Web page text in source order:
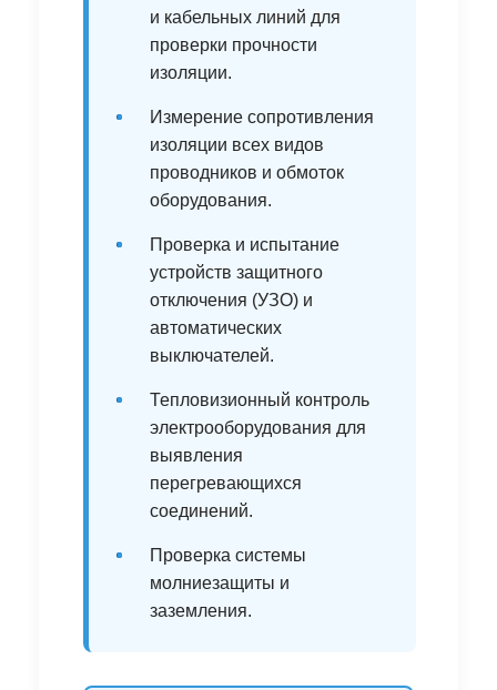
и кабельных линий для
проверки прочности
изоляции.
•
Измерение сопротивления
изоляции всех видов
проводников и обмоток
оборудования.
•
Проверка и испытание
устройств защитного
отключения (УЗО) и
автоматических
выключателей.
•
Тепловизионный контроль
электрооборудования для
выявления
перегревающихся
соединений.
•
Проверка системы
молниезащиты и
заземления.